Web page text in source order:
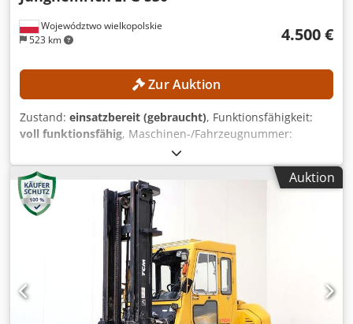
Województwo wielkopolskie
523 km
4.500 €
Zur Auktion
Zustand: einsatzbereit (gebraucht), Funktionsfähigkeit:
voll funktionsfähig, Maschinen-/Fahrzeugnummer:
, Betriebsstunden:
Tragkraft:3.000 kg, Hubhöhe:3.500 mm, Masttyp:
Simplex
, Ausstattung:Seitenschieber
, Kein Mindestpreis -
garantierter Verkauf zum höchsten Gebot! TECHNISCHE
DETAILS Dcjdozrgb Nepfx Ai Njk Tragkraft: 3.000 kg
Hubhöhe: 3.500 mm Bauhöhe: 2.422 mm
Lastschwerpunktabstand: 600 mm MASCHINEN-DETAILS
Masttyp: Simplex Kraftstofftyp: Elektrisch Nennleistung: 12
kW ISO-Klasse: 3 (2.500–4.999 kg) Batteriespannung: 80 V
Betriebsstunden: 14.745 h AUSSTATTUNG Seitenschieber
3. Ventil 4. Ventil Heizung Vollkabine Externe Referenz:
Auktion